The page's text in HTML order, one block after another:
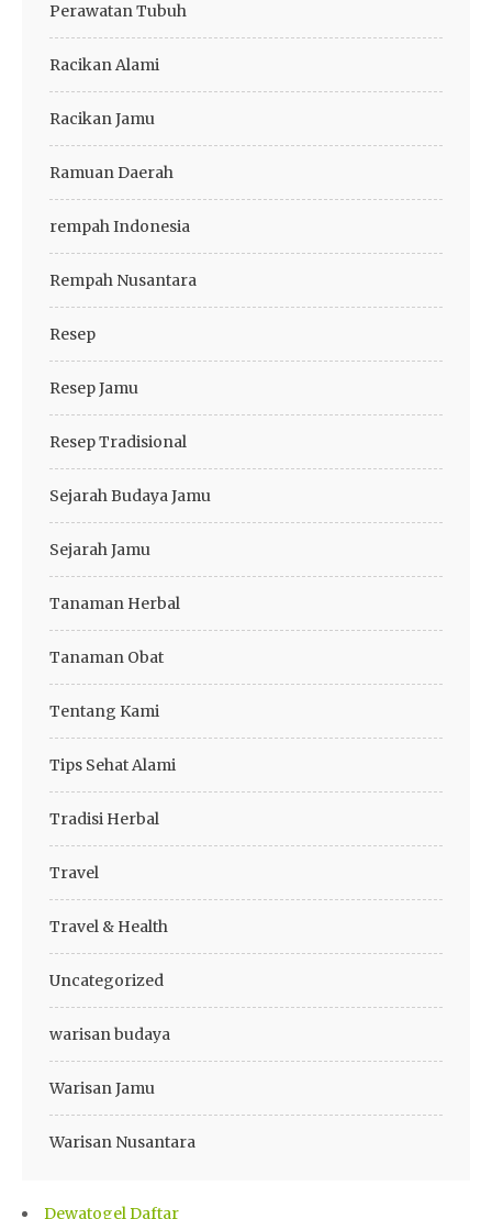
Perawatan Tubuh
Racikan Alami
Racikan Jamu
Ramuan Daerah
rempah Indonesia
Rempah Nusantara
Resep
Resep Jamu
Resep Tradisional
Sejarah Budaya Jamu
Sejarah Jamu
Tanaman Herbal
Tanaman Obat
Tentang Kami
Tips Sehat Alami
Tradisi Herbal
Travel
Travel & Health
Uncategorized
warisan budaya
Warisan Jamu
Warisan Nusantara
Dewatogel Daftar